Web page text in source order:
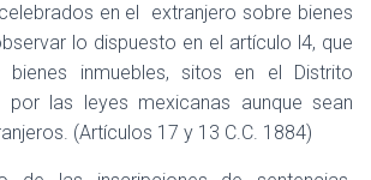
en el
extranjero sobre bienes
lo dispuesto en el artículo l4, que
bienes inmuebles, sitos en el Distrito
por las leyes mexicanas aunque sean
(Artículos 17 y 13 C.C. 1884)